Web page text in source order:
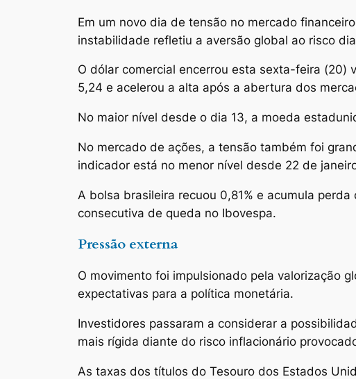
Em um novo dia de tensão no mercado
instabilidade refletiu a aversão global ao risco
O dólar comercial encerrou esta sexta-feira (20)
5,24 e acelerou a alta após a abertura dos
No maior nível desde o dia 13, a moeda
No mercado de ações, a tensão também foi
indicador está no menor nível desde 22 de
A bolsa brasileira recuou 0,81% e acumula
consecutiva de queda no Ibovespa.
Pressão externa
O movimento foi impulsionado pela valorização
expectativas para a política monetária.
Investidores passaram a considerar a
mais rígida diante do risco inflacionário
As taxas dos títulos do Tesouro dos Estados